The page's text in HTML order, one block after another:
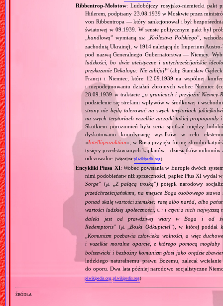
Ribbentrop‐Mołotow: Ludobójczy rosyjsko‐niemiecki pakt
Hitlerem, podpisany 23.08.1939 w Moskwie przez
von Ribbentropa — który sankcjonował i był
światowej w 09.1939. W sensie politycznym pakt był
„handlową” wymianą tzw. Królestwa Polskiego”,
zachodnią Ukrainę), w 1914 należącą do Imperium
pod nazwą Generalnego Gubernatorstwa — Niemcy.
ludzkości, bo dwie ateistyczne i antychrześcijańskie
przykazanie Dekalogu: Nie zabijaj!” (abp Stanisław
Francji i Niemiec, które 12.09.1939 na wspólnej
i niepodejmowaniu działań zbrojnych wobec Niemiec
28.09.1939 w traktacie „ o granicach i przyjaźni
podzielenie się strefami wpływów w środkowej i
strony nie będą tolerować na swych terytoriach
na swych terytoriach wszelkie zaczątki takiej
Skutkiem porozumień była seria spotkań między
dyskutowano koordynację wysiłków w celu
«Intelligenzaktion», w Rosji przyjęła formę zbrodni
tysięcy przedstawianych kapłanów, i dziesiątków
odczuwalne. (więcej na:pl.wikipedia.org)
Encykliki Piusa XI: Wobec powstania w Europie dwóch
nimi podobieństw niż sprzeczności, papież Pius XI
Sorge” (pl. Z palącą troską”) potępił narodowy
przedchrześcijańskimi, na miejsce Boga osobowego
ponad skalę wartości ziemskie: rasę albo naród, albo
wartości ludzkiej społeczności,[…] i czyni z nich najwyższą
daleki jest od prawdziwej wiary w Boga i od
Redemptoris” (pl. Boski Odkupiciel”), w której poddał
Komunizm pozbawia człowieka wolności, a więc
i wszelkie moralne oparcie, z którego pomocą
bolszewicki i bezbożny komunizm głosi jako orędzie
ludzkiego naturalnemu prawu Bożemu, zalecał
do oporu. Dwa lata później narodowo socjalistyczne
pl.wikipedia.org,pl.wikipedia.org)
źródła